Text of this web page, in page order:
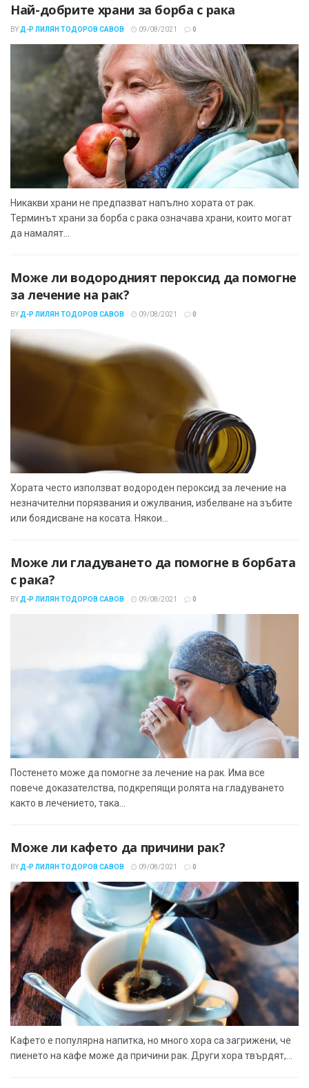
Най-добрите храни за борба с рака
BY Д-Р ЛИЛЯН ТОДОРОВ САВОВ 09/08/2021 0
Никакви храни не предпазват напълно хората от рак.
Терминът храни за борба с рака означава храни, които могат
да намалят...
Може ли водородният пероксид да помогне
за лечение на рак?
BY Д-Р ЛИЛЯН ТОДОРОВ САВОВ 09/08/2021 0
Хората често използват водороден пероксид за лечение на
незначителни порязвания и ожулвания, избелване на зъбите
или боядисване на косата. Някои...
Може ли гладуването да помогне в борбата
с рака?
BY Д-Р ЛИЛЯН ТОДОРОВ САВОВ 09/08/2021 0
Постенето може да помогне за лечение на рак. Има все
повече доказателства, подкрепящи ролята на гладуването
както в лечението, така...
Може ли кафето да причини рак?
BY Д-Р ЛИЛЯН ТОДОРОВ САВОВ 09/08/2021 0
Кафето е популярна напитка, но много хора са загрижени, че
пиенето на кафе може да причини рак. Други хора твърдят,...